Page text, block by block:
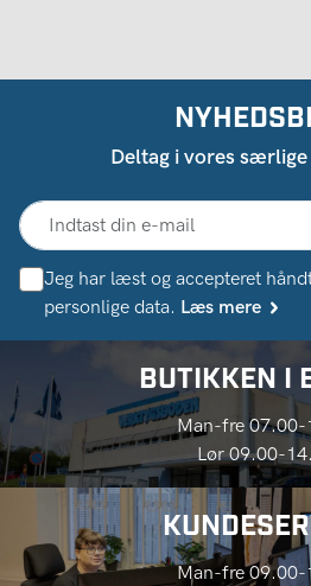
Deltag i vores
Jeg har læst og accepteret
personlige data. Læs mere
BUTIKKEN I
Man-fre 07.00-
Lør 09.00-
Man-fre 09.00-